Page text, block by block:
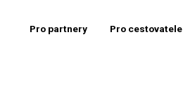
Pro partnery Pro cestovatele